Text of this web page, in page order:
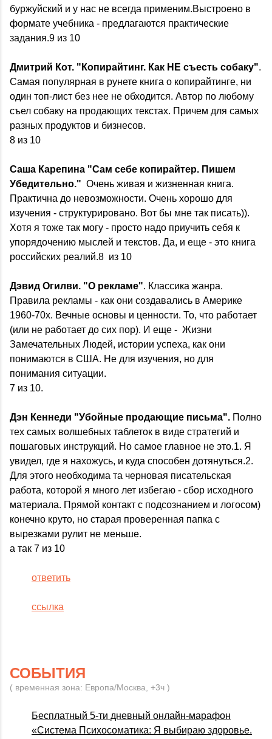
буржуйский и у нас не всегда применим.Выстроено в
формате учебника - предлагаются практические
задания.9 из 10
Дмитрий Кот. "Копирайтинг. Как НЕ съесть собаку".
Самая популярная в рунете книга о копирайтинге, ни
один топ-лист без нее не обходится. Автор по любому
съел собаку на продающих текстах. Причем для самых
разных продуктов и бизнесов.
8 из 10
Саша Карепина "Сам себе копирайтер. Пишем
Убедительно." Очень живая и жизненная книга.
Практична до невозможности. Очень хорошо для
изучения - структурировано. Вот бы мне так писать)).
Хотя я тоже так могу - просто надо приучить себя к
упорядочению мыслей и текстов. Да, и еще - это книга
российских реалий.8 из 10
Дэвид Огилви. "О рекламе". Классика жанра.
Правила рекламы - как они создавались в Америке
1960-70х. Вечные основы и ценности. То, что работает
(или не работает до сих пор). И еще - Жизни
Замечательных Людей, истории успеха, как они
понимаются в США. Не для изучения, но для
понимания ситуации.
7 из 10.
Дэн Кеннеди "Убойные продающие письма". Полно
тех самых волшебных таблеток в виде стратегий и
пошаговых инструкций. Но самое главное не это.1. Я
увидел, где я нахожусь, и куда способен дотянуться.2.
Для этого необходима та черновая писательская
работа, которой я много лет избегаю - сбор исходного
материала. Прямой контакт с подсознанием и логосом)
конечно круто, но старая проверенная папка с
вырезками рулит не меньше.
а так 7 из 10
ответить
ссылка
СОБЫТИЯ
( временная зона: Европа/Москва, +3ч )
Бесплатный 5-ти дневный онлайн-марафон
«Система Психосоматика: Я выбираю здоровье.